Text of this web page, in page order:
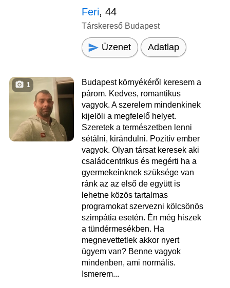
Feri, 44
Társkereső Budapest
Üzenet Adatlap
1
Budapest környékéről keresem a
párom. Kedves, romantikus
vagyok. A szerelem mindenkinek
kijelöli a megfelelő helyet.
Szeretek a természetben lenni
sétálni, kirándulni. Pozitív ember
vagyok. Olyan társat keresek aki
családcentrikus és megérti ha a
gyermekeinknek szüksége van
ránk az az első de együtt is
lehetne közös tartalmas
programokat szervezni kölcsönös
szimpátia esetén. Én még hiszek
a tündérmesékben. Ha
megnevettetlek akkor nyert
ügyem van? Benne vagyok
mindenben, ami normális.
Ismerem...